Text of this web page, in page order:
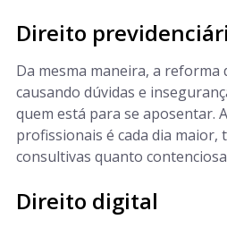
Direito
Da mesma maneira, a reforma
causando dúvidas e
quem está para se aposentar.
profissionais é cada dia maior,
consultivas quanto
Direito digital